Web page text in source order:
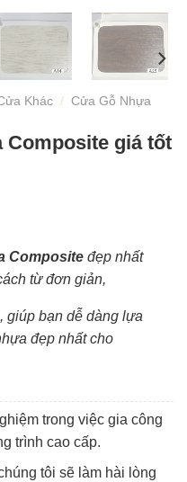
Khác / Cửa Gỗ Nhựa
Composite giá tốt
Composite đẹp nhất
từ đơn giản,
giúp bạn dễ dàng lựa
đẹp nhất cho
trong việc gia công
trình cao cấp.
tôi sẽ làm hài lòng